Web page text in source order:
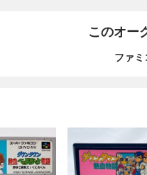
このオー
ファ